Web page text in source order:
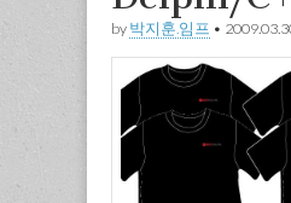
by 박지훈.임프 •